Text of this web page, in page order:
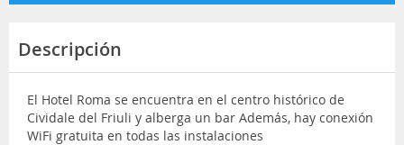
Descripción
El Hotel Roma se encuentra en el centro histórico de
Cividale del Friuli y alberga un bar Además, hay conexión
WiFi gratuita en todas las instalaciones